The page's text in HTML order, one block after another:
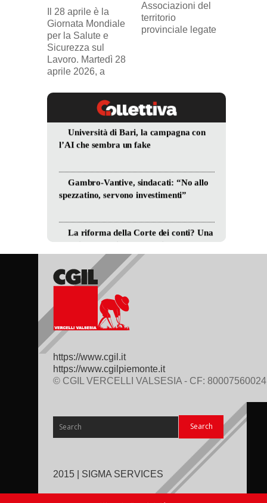
Il 28 aprile è la
Giornata Mondiale
per la Salute e
Sicurezza sul
Lavoro. Martedì 28
aprile 2026, a
Associazioni del
territorio
provinciale legate
https://www.cgil.it
https://www.cgilpiemonte.it
© CGIL VERCELLI VALSESIA - CF: 80007560024
2015 | SIGMA SERVICES